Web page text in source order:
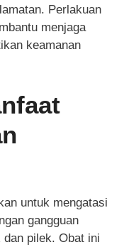
Perlakuan
menjaga
keamanan
untuk mengatasi
gangguan
pilek. Obat ini